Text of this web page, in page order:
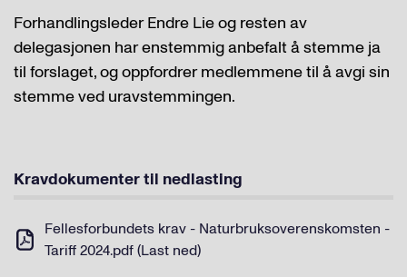
Forhandlingsleder Endre Lie og resten av
delegasjonen har enstemmig anbefalt å stemme ja
til forslaget, og oppfordrer medlemmene til å avgi sin
stemme ved uravstemmingen.
Kravdokumenter til nedlasting
Fellesforbundets krav - Naturbruksoverenskomsten -
Tariff 2024.pdf (Last ned)